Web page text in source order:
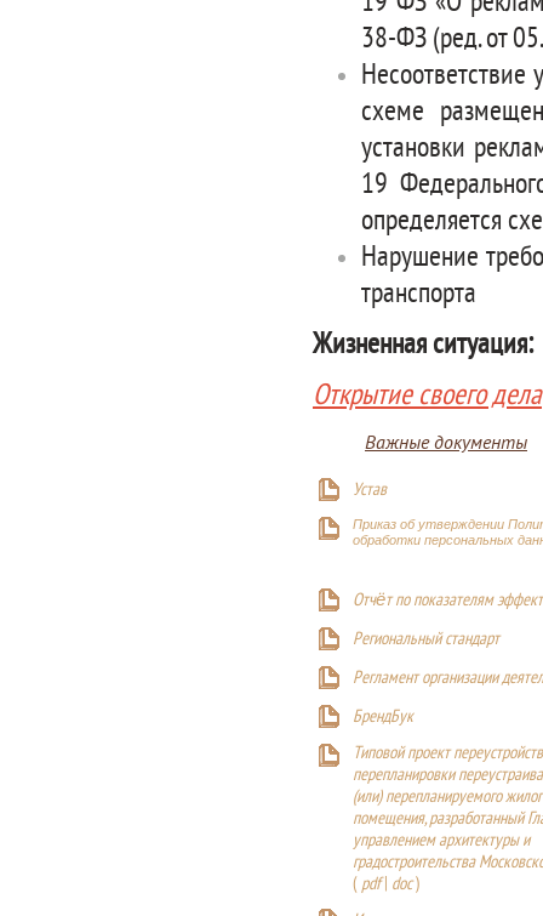
38-ФЗ (ред. от
Несоответствие
схеме
установки
19
определяется
Нарушение
транспорта
Жизненная ситуация:
Открытие своего дела
Важные документы
Устав
Приказ об утверждении
обработки персональных
Отчёт по показателям
Региональный стандарт
Регламент организации
БрендБук
Типовой проект
перепланировки
(или) перепланируемого
помещения, разработанный
управлением архитектуры и
градостроительства
(pdf| doc)